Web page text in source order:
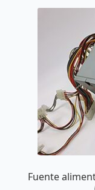
Fuente